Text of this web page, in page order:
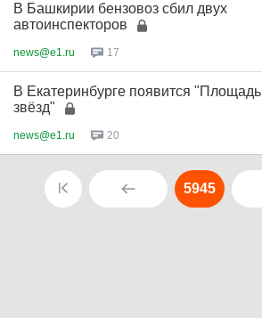
В Башкирии бензовоз сбил двух
автоинспекторов
news@e1.ru 17
В Екатеринбурге появится "Площадь
звёзд"
news@e1.ru 20
5945